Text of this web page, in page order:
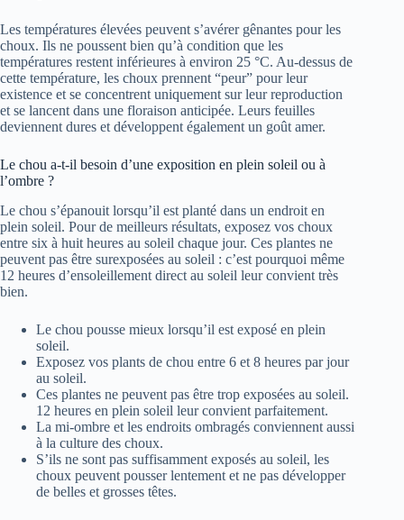
Les températures élevées peuvent s’avérer gênantes pour les
choux. Ils ne poussent bien qu’à condition que les
températures restent inférieures à environ 25 °C. Au-dessus de
cette température, les choux prennent “peur” pour leur
existence et se concentrent uniquement sur leur reproduction
et se lancent dans une floraison anticipée. Leurs feuilles
deviennent dures et développent également un goût amer.
Le chou a-t-il besoin d’une exposition en plein soleil ou à
l’ombre ?
Le chou s’épanouit lorsqu’il est planté dans un endroit en
plein soleil. Pour de meilleurs résultats, exposez vos choux
entre six à huit heures au soleil chaque jour. Ces plantes ne
peuvent pas être surexposées au soleil : c’est pourquoi même
12 heures d’ensoleillement direct au soleil leur convient très
bien.
Le chou pousse mieux lorsqu’il est exposé en plein
soleil.
Exposez vos plants de chou entre 6 et 8 heures par jour
au soleil.
Ces plantes ne peuvent pas être trop exposées au soleil.
12 heures en plein soleil leur convient parfaitement.
La mi-ombre et les endroits ombragés conviennent aussi
à la culture des choux.
S’ils ne sont pas suffisamment exposés au soleil, les
choux peuvent pousser lentement et ne pas développer
de belles et grosses têtes.